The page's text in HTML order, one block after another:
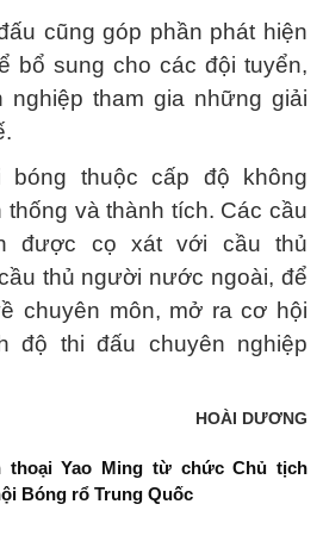
cũng góp phần phát hiện
bổ sung cho các đội tuyển,
nghiệp tham gia những giải
thuộc cấp độ không
thống và thành tích. Các cầu
được cọ xát với cầu thủ
thủ người nước ngoài, để
chuyên môn, mở ra cơ hội
độ thi đấu chuyên nghiệp
HOÀI DƯƠNG
thoại Yao Ming từ chức Chủ tịch
Bóng rổ Trung Quốc